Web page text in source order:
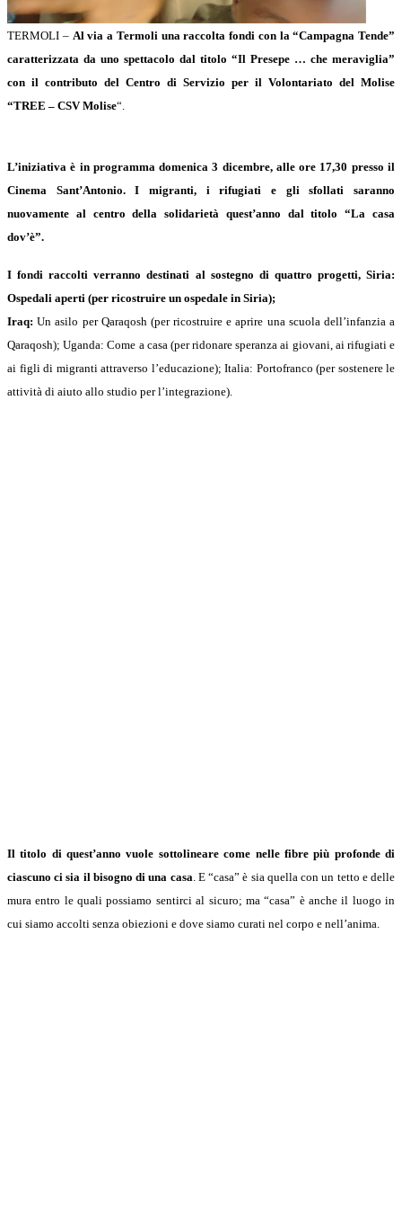
TERMOLI – Al via a Termoli una raccolta fondi con la “Campagna Tende”
caratterizzata da uno spettacolo dal titolo “Il Presepe … che meraviglia”
con il contributo del Centro di Servizio per il Volontariato del Molise
“TREE – CSV Molise“.
L’iniziativa è in programma domenica 3 dicembre, alle ore 17,30 presso il
Cinema Sant’Antonio. I migranti, i rifugiati e gli sfollati saranno
nuovamente al centro della solidarietà quest’anno dal titolo “La casa
dov’è”.
I fondi raccolti verranno destinati al sostegno di quattro progetti, Siria:
Ospedali aperti (per ricostruire un ospedale in Siria);
Iraq: Un asilo per Qaraqosh (per ricostruire e aprire una scuola dell’infanzia a
Qaraqosh); Uganda: Come a casa (per ridonare speranza ai giovani, ai rifugiati e
ai figli di migranti attraverso l’educazione); Italia: Portofranco (per sostenere le
attività di aiuto allo studio per l’integrazione).
Il titolo di quest’anno vuole sottolineare come nelle fibre più profonde di
ciascuno ci sia il bisogno di una casa . E “casa” è sia quella con un tetto e delle
mura entro le quali possiamo sentirci al sicuro; ma “casa” è anche il luogo in
cui siamo accolti senza obiezioni e dove siamo curati nel corpo e nell’anima.